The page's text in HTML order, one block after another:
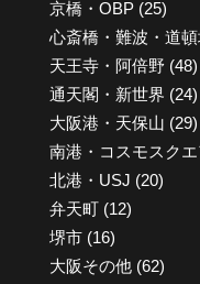
京橋・OBP (25)
心斎橋・難波・道頓
天王寺・阿倍野 (48)
通天閣・新世界 (24)
大阪港・天保山 (29)
南港・コスモスクエ
北港・USJ (20)
弁天町 (12)
堺市 (16)
大阪その他 (62)